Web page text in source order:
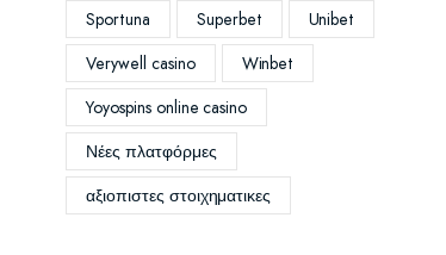
Sportuna
Superbet
Unibet
Verywell casino
Winbet
Yoyospins online casino
Νέες πλατφόρμες
αξιοπιστες στοιχηματικες